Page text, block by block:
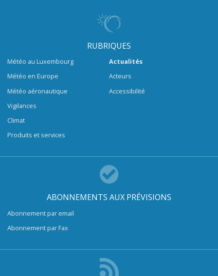
RUBRIQUES
Météo au Luxembourg
Météo en Europe
Météo aéronautique
Vigilances
Climat
Produits et services
Actualités
Acteurs
Accessibilité
ABONNEMENTS AUX PRÉVISIONS
Abonnement par email
Abonnement par Fax